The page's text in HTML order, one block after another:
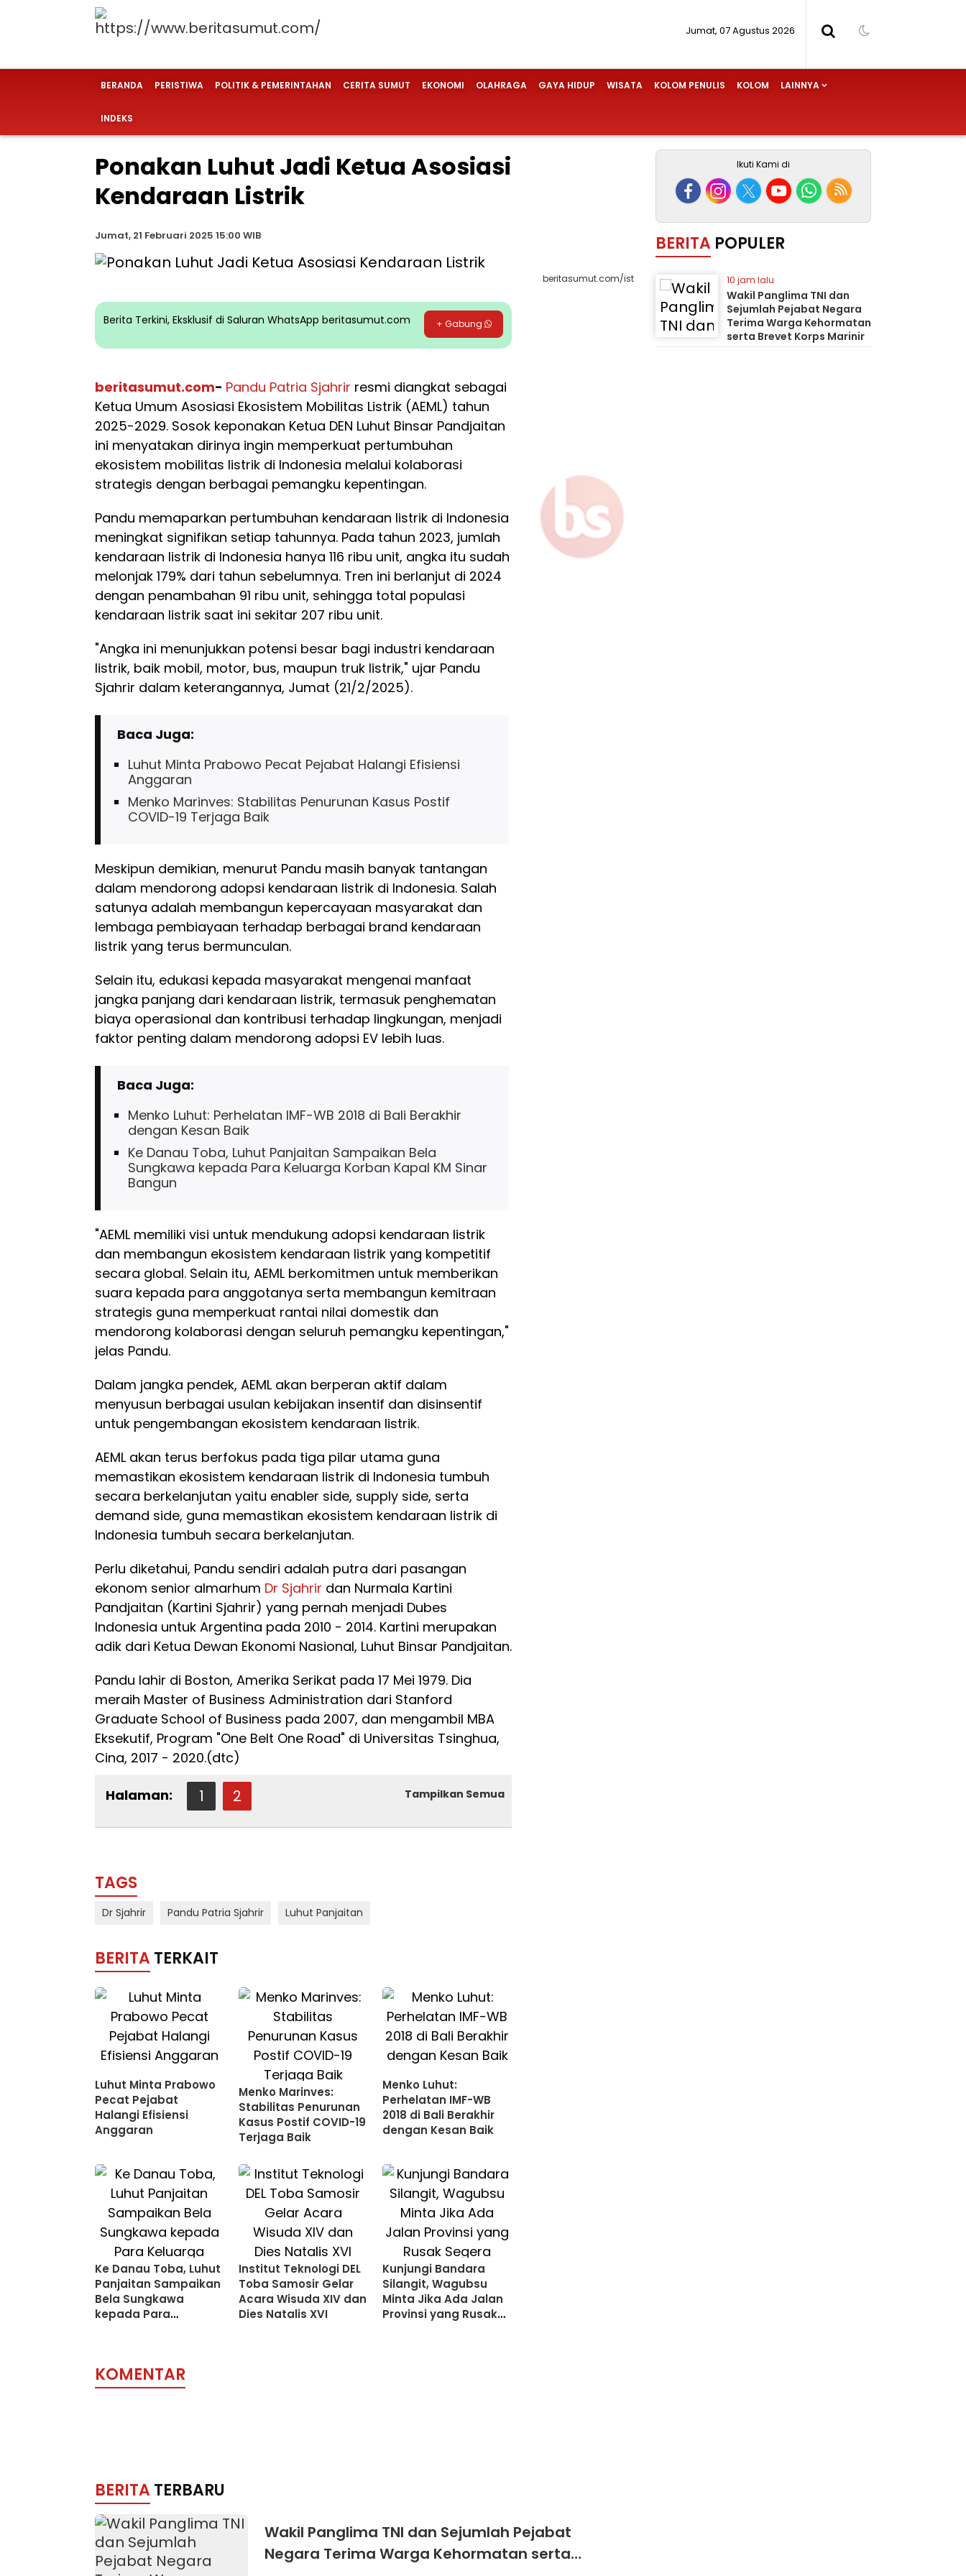
Jumat, 07 Agustus 2026
BERANDA PERISTIWA POLITIK & PEMERINTAHAN CERITA SUMUT EKONOMI OLAHRAGA GAYA HIDUP WISATA KOLOM PENULIS KOLOM LAINNYA
INDEKS
Ponakan Luhut Jadi Ketua Asosiasi
Kendaraan Listrik
Jumat, 21 Februari 2025 15:00 WIB
beritasumut.com/ist
Berita Terkini, Eksklusif di Saluran WhatsApp beritasumut.com + Gabung
beritasumut.com- Pandu Patria Sjahrir resmi diangkat sebagai
Ketua Umum Asosiasi Ekosistem Mobilitas Listrik (AEML) tahun
2025-2029. Sosok keponakan Ketua DEN Luhut Binsar Pandjaitan
ini menyatakan dirinya ingin memperkuat pertumbuhan
ekosistem mobilitas listrik di Indonesia melalui kolaborasi
strategis dengan berbagai pemangku kepentingan.
Pandu memaparkan pertumbuhan kendaraan listrik di Indonesia
meningkat signifikan setiap tahunnya. Pada tahun 2023, jumlah
kendaraan listrik di Indonesia hanya 116 ribu unit, angka itu sudah
melonjak 179% dari tahun sebelumnya. Tren ini berlanjut di 2024
dengan penambahan 91 ribu unit, sehingga total populasi
kendaraan listrik saat ini sekitar 207 ribu unit.
"Angka ini menunjukkan potensi besar bagi industri kendaraan
listrik, baik mobil, motor, bus, maupun truk listrik," ujar Pandu
Sjahrir dalam keterangannya, Jumat (21/2/2025).
Baca Juga:
Luhut Minta Prabowo Pecat Pejabat Halangi Efisiensi
Anggaran
Menko Marinves: Stabilitas Penurunan Kasus Postif
COVID-19 Terjaga Baik
Meskipun demikian, menurut Pandu masih banyak tantangan
dalam mendorong adopsi kendaraan listrik di Indonesia. Salah
satunya adalah membangun kepercayaan masyarakat dan
lembaga pembiayaan terhadap berbagai brand kendaraan
listrik yang terus bermunculan.
Selain itu, edukasi kepada masyarakat mengenai manfaat
jangka panjang dari kendaraan listrik, termasuk penghematan
biaya operasional dan kontribusi terhadap lingkungan, menjadi
faktor penting dalam mendorong adopsi EV lebih luas.
Baca Juga:
Menko Luhut: Perhelatan IMF-WB 2018 di Bali Berakhir
dengan Kesan Baik
Ke Danau Toba, Luhut Panjaitan Sampaikan Bela
Sungkawa kepada Para Keluarga Korban Kapal KM Sinar
Bangun
"AEML memiliki visi untuk mendukung adopsi kendaraan listrik
dan membangun ekosistem kendaraan listrik yang kompetitif
secara global. Selain itu, AEML berkomitmen untuk memberikan
suara kepada para anggotanya serta membangun kemitraan
strategis guna memperkuat rantai nilai domestik dan
mendorong kolaborasi dengan seluruh pemangku kepentingan,"
jelas Pandu.
Dalam jangka pendek, AEML akan berperan aktif dalam
menyusun berbagai usulan kebijakan insentif dan disinsentif
untuk pengembangan ekosistem kendaraan listrik.
AEML akan terus berfokus pada tiga pilar utama guna
memastikan ekosistem kendaraan listrik di Indonesia tumbuh
secara berkelanjutan yaitu enabler side, supply side, serta
demand side, guna memastikan ekosistem kendaraan listrik di
Indonesia tumbuh secara berkelanjutan.
Perlu diketahui, Pandu sendiri adalah putra dari pasangan
ekonom senior almarhum Dr Sjahrir dan Nurmala Kartini
Pandjaitan (Kartini Sjahrir) yang pernah menjadi Dubes
Indonesia untuk Argentina pada 2010 - 2014. Kartini merupakan
adik dari Ketua Dewan Ekonomi Nasional, Luhut Binsar Pandjaitan.
Pandu lahir di Boston, Amerika Serikat pada 17 Mei 1979. Dia
meraih Master of Business Administration dari Stanford
Graduate School of Business pada 2007, dan mengambil MBA
Eksekutif, Program "One Belt One Road" di Universitas Tsinghua,
Cina, 2017 - 2020.(dtc)
Halaman: 1 2 Tampilkan Semua
TAGS
Dr Sjahrir Pandu Patria Sjahrir Luhut Panjaitan
BERITA TERKAIT
Luhut Minta Prabowo
Pecat Pejabat
Halangi Efisiensi
Anggaran
Menko Marinves:
Stabilitas Penurunan
Kasus Postif COVID-19
Terjaga Baik
Menko Luhut:
Perhelatan IMF-WB
2018 di Bali Berakhir
dengan Kesan Baik
Ke Danau Toba, Luhut
Panjaitan Sampaikan
Bela Sungkawa
kepada Para
Institut Teknologi DEL
Toba Samosir Gelar
Acara Wisuda XIV dan
Dies Natalis XVI
Kunjungi Bandara
Silangit, Wagubsu
Minta Jika Ada Jalan
Provinsi yang Rusak
KOMENTAR
BERITA TERBARU
Wakil Panglima TNI dan Sejumlah Pejabat
Negara Terima Warga Kehormatan serta
Ikuti Kami di
BERITA POPULER
10 jam lalu
Wakil Panglima TNI dan
Sejumlah Pejabat Negara
Terima Warga Kehormatan
serta Brevet Korps Marinir